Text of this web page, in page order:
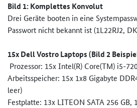
Bild 1: Komplettes Konvolut
Drei Geräte booten in eine
Passwort nicht bekannt ist (1L22RJ2,
15x Dell Vostro Laptops (Bild 2
Prozessor: 15x Intel(R) Core(TM) i5-
Arbeitsspeicher: 15x 1x8 Gigabyte
leer)
Festplatte: 13x LITEON SATA 256 GB,